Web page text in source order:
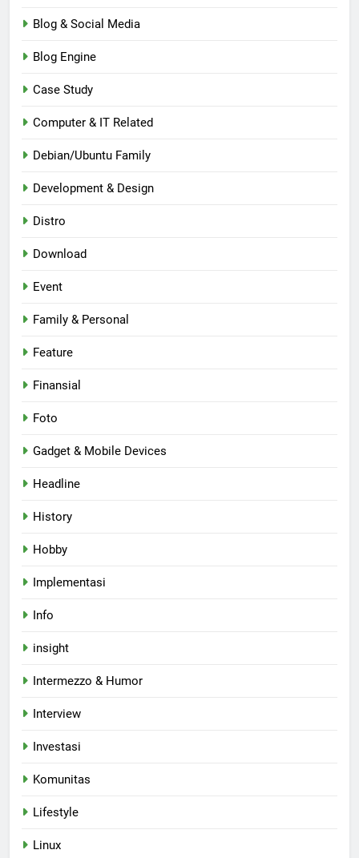
Blog & Social Media
Blog Engine
Case Study
Computer & IT Related
Debian/Ubuntu Family
Development & Design
Distro
Download
Event
Family & Personal
Feature
Finansial
Foto
Gadget & Mobile Devices
Headline
History
Hobby
Implementasi
Info
insight
Intermezzo & Humor
Interview
Investasi
Komunitas
Lifestyle
Linux